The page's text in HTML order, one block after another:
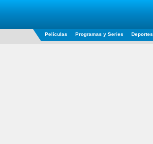
Películas Programas y Series Deportes